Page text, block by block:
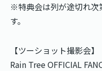
※特典会は列が途切れ次
す。
【ツーショット撮影会】
Rain Tree OFFICIAL